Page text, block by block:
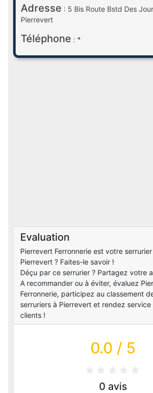
Adresse : 5 Bis Route Bstd Des
Pierrevert
Téléphone : *
Evaluation
Pierrevert Ferronnerie est votre
Pierrevert ? Faites-le savoir !
Déçu par ce serrurier ? Partagez votre
A recommander ou à éviter, évaluez
Ferronnerie, participez au classement
serruriers à Pierrevert et rendez
clients !
0.0 / 5
0 avis